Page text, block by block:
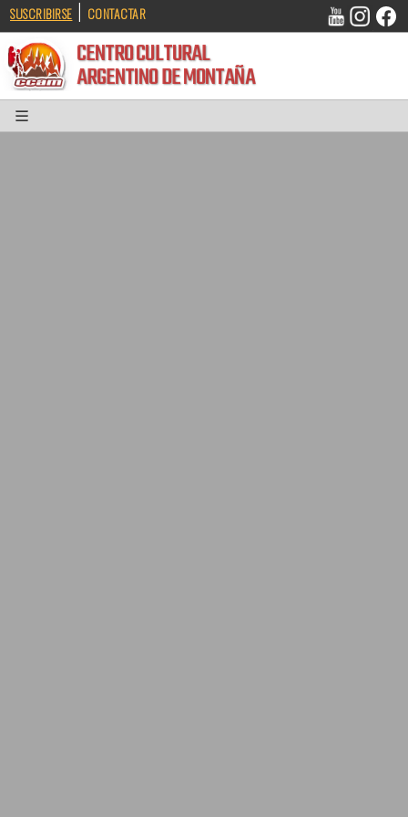
SUSCRIBIRSE | CONTACTAR
CENTRO CULTURAL
ARGENTINO DE MONTAÑA